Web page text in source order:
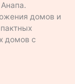
домов и
домов с